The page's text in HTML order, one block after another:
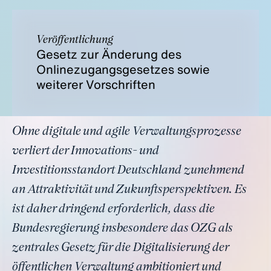
Veröffentlichung
Gesetz zur Änderung des
Onlinezugangsgesetzes sowie
weiterer Vorschriften
Ohne digitale und agile Verwaltungsprozesse
verliert der Innovations- und
Investitionsstandort Deutschland zunehmend
an Attraktivität und Zukunftsperspektiven. Es
ist daher dringend erforderlich, dass die
Bundesregierung insbesondere das OZG als
zentrales Gesetz für die Digitalisierung der
öffentlichen Verwaltung ambitioniert und